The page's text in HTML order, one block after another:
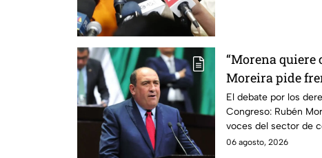
“Morena quiere
Moreira pide
lineamientos
escuchar a
El debate por los
Congreso: Rubén
voces del sector de
06 agosto, 2026